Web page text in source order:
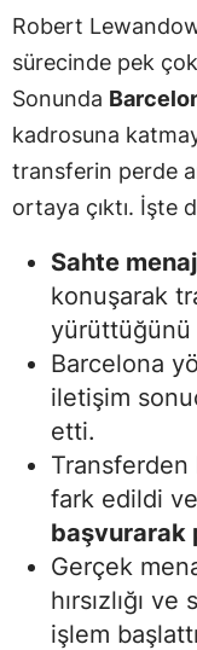
Robert
sürecinde pek
Sonunda
kadrosuna
transferin perde
ortaya çıktı. İşte
Sahte
konuşarak
yürüttüğünü
Barcelona
iletişim
etti.
Transferden
fark edildi
başvurarak
Gerçek
hırsızlığı
işlem